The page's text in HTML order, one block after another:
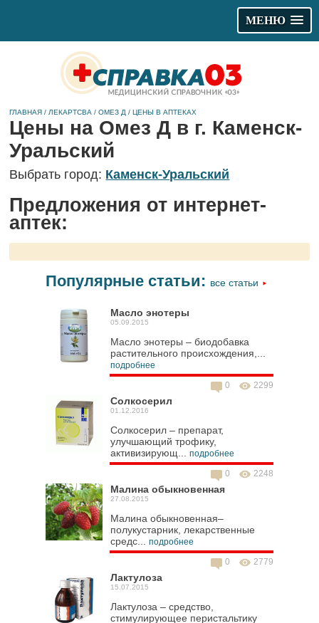
МЕНЮ
ГЛАВНАЯ / ЛЕКАРТСВА /ОМЕЗ Д /ЦЕНЫ В АПТЕКАХ
Цены на Омез Д в г. Каменск-
Уральский
Выбрать город: Каменск-Уральский
Предложения от интернет-
аптек:
Популярные статьи: все статьи
Масло энотеры
05.09.2015
Масло энотеры – биодобавка
растительного происхождения,...
подробнее
2299
0
Солкосерил
01.12.2016
Солкосерил – препарат,
улучшающий трофику,
активизирующ... подробнее
2248
0
Малина обыкновенная
27.08.2015
Малина обыкновенная–
полукустарник, лекарственные
средс... подробнее
2779
0
Лактулоза
15.07.2015
Лактулоза – средство,
стимулирующее перистальтику